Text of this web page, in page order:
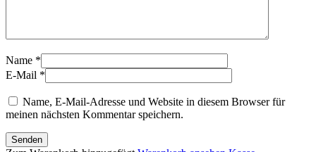
Name *
E-Mail *
Name, E-Mail-Adresse und Website in diesem Browser für
meinen nächsten Kommentar speichern.
Senden